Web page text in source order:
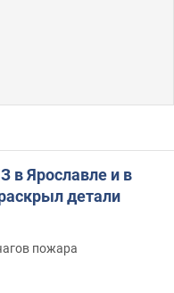
в Ярославле и в
детали
пожара